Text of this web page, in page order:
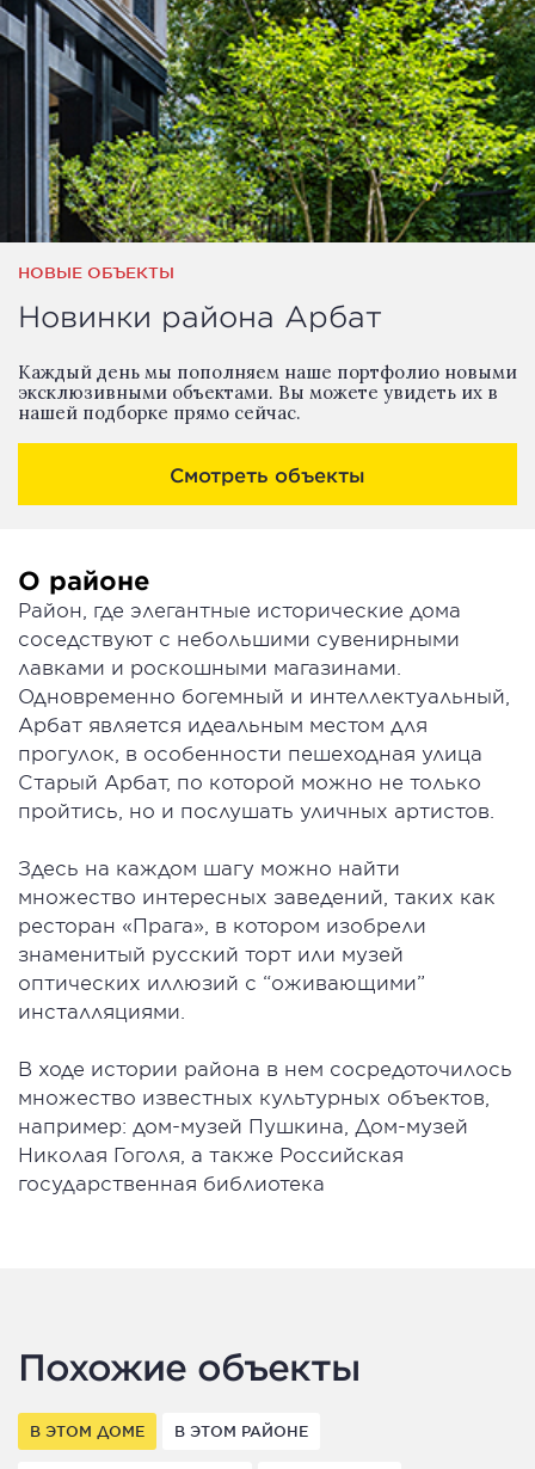
НОВЫЕ ОБЪЕКТЫ
Новинки района Арбат
Каждый день мы пополняем наше портфолио новыми
эксклюзивными объектами. Вы можете увидеть их в
нашей подборке прямо сейчас.
Смотреть объекты
О районе
Район, где элегантные исторические дома
соседствуют с небольшими сувенирными
лавками и роскошными магазинами.
Одновременно богемный и интеллектуальный,
Арбат является идеальным местом для
прогулок, в особенности пешеходная улица
Старый Арбат, по которой можно не только
пройтись, но и послушать уличных артистов.
Здесь на каждом шагу можно найти
множество интересных заведений, таких как
ресторан «Прага», в котором изобрели
знаменитый русский торт или музей
оптических иллюзий с “оживающими”
инсталляциями.
В ходе истории района в нем сосредоточилось
множество известных культурных объектов,
например: дом-музей Пушкина, Дом-музей
Николая Гоголя, а также Российская
государственная библиотека
Похожие объекты
В ЭТОМ ДОМЕ В ЭТОМ РАЙОНЕ